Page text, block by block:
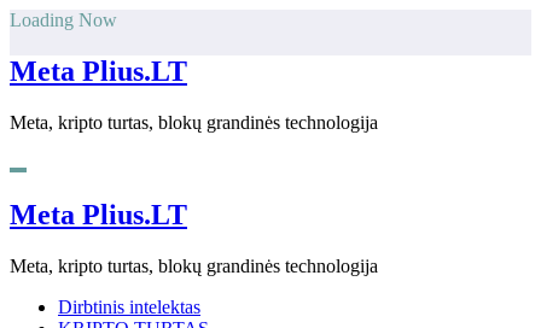
Skip
content
Loading Now
Meta Plius.LT
Meta, kripto turtas, blokų grandinės technologija
Meta Plius.LT
Meta, kripto turtas, blokų grandinės technologija
Dirbtinis intelektas